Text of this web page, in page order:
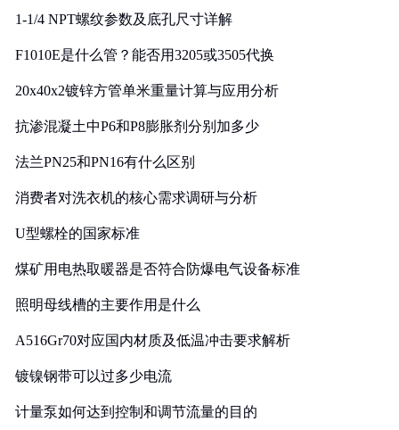
1-1/4 NPT螺纹参数及底孔尺寸详解
F1010E是什么管？能否用3205或3505代换
20x40x2镀锌方管单米重量计算与应用分析
抗渗混凝土中P6和P8膨胀剂分别加多少
法兰PN25和PN16有什么区别
消费者对洗衣机的核心需求调研与分析
U型螺栓的国家标准
煤矿用电热取暖器是否符合防爆电气设备标准
照明母线槽的主要作用是什么
A516Gr70对应国内材质及低温冲击要求解析
镀镍钢带可以过多少电流
计量泵如何达到控制和调节流量的目的